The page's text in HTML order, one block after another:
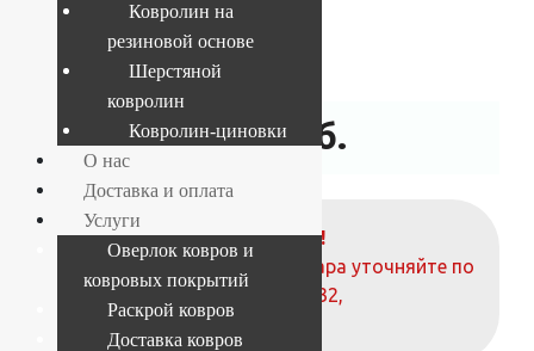
Текущий размер:0.7x1.4 м
4841808029819
1 901руб.
ВНИМАНИЕ!
О наличие и стоимости товара уточняйте по
телефонам:
+7 (812) 377-09-32,
+7 (967) 346-75-44
Ковролин на
резиновой основе
Шерстяной
ковролин
Ковролин-циновки
О нас
Доставка и оплата
Услуги
Оверлок ковров и
ковровых покрытий
Раскрой ковров
Доставка ковров